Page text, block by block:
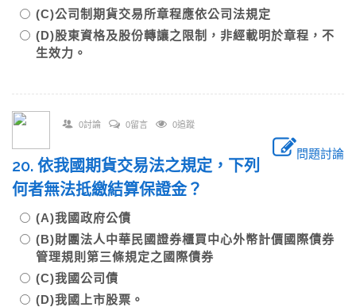
(C)公司制期貨交易所章程應依公司法規定
(D)股東資格及股份轉讓之限制，非經載明於章程，不
生效力。
0討論 0留言 0追蹤
問題討論
20. 依我國期貨交易法之規定，下列
何者無法抵繳結算保證金？
(A)我國政府公債
(B)財團法人中華民國證券櫃買中心外幣計價國際債券
管理規則第三條規定之國際債券
(C)我國公司債
(D)我國上市股票。